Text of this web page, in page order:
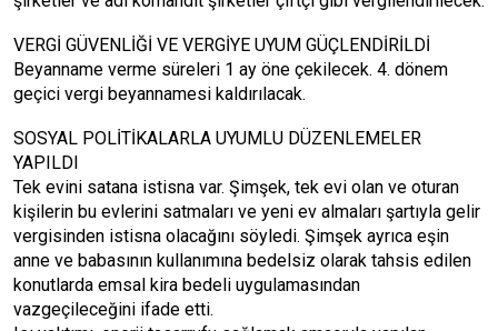
VERGİ GÜVENLİĞİ VE VERGİYE UYUM GÜÇLENDİRİLDİ
Beyanname verme süreleri 1 ay öne çekilecek. 4. dönem
geçici vergi beyannamesi kaldırılacak.
SOSYAL POLİTİKALARLA UYUMLU DÜZENLEMELER
YAPILDI
Tek evini satana istisna var. Şimşek, tek evi olan ve oturan
kişilerin bu evlerini satmaları ve yeni ev almaları şartıyla gelir
vergisinden istisna olacağını söyledi. Şimşek ayrıca eşin
anne ve babasının kullanımına bedelsiz olarak tahsis edilen
konutlarda emsal kira bedeli uygulamasından
vazgeçileceğini ifade etti.